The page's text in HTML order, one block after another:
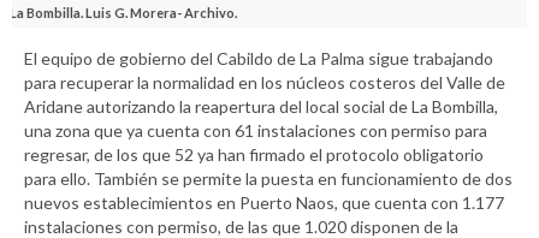
La Bombilla. Luis G. Morera- Archivo.
El equipo de gobierno del Cabildo de La Palma sigue trabajando
para recuperar la normalidad en los núcleos costeros del Valle de
Aridane autorizando la reapertura del local social de La Bombilla,
una zona que ya cuenta con 61 instalaciones con permiso para
regresar, de los que 52 ya han firmado el protocolo obligatorio
para ello. También se permite la puesta en funcionamiento de dos
nuevos establecimientos en Puerto Naos, que cuenta con 1.177
instalaciones con permiso, de las que 1.020 disponen de la